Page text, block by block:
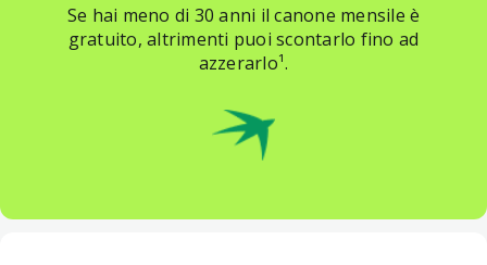
Se hai meno di 30 anni il canone mensile è
gratuito, altrimenti puoi scontarlo fino ad
azzerarlo¹.​